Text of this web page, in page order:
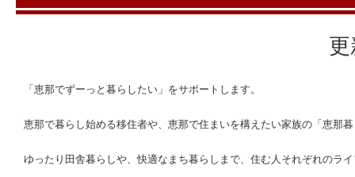
「恵那でずーっと暮らしたい」をサポートします。
恵那で暮らし始める移住者や、恵那で住まいを構えたい家族の「恵那
ゆったり田舎暮らしや、快適なまち暮らしまで、住む人それぞれのラ